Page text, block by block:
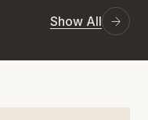
Show All